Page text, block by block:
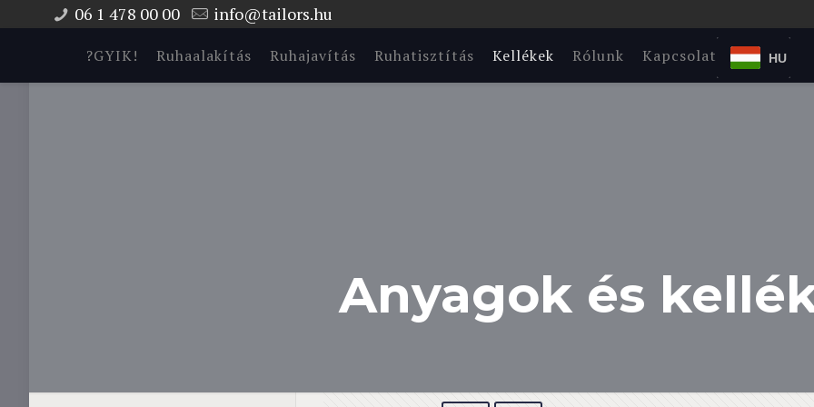
06 1 478 00 00 info@tailors.hu
?GYIK! Ruhaalakítás Ruhajavítás Ruhatisztítás Kellékek Rólunk Kapcsolat HU
Anyagok és